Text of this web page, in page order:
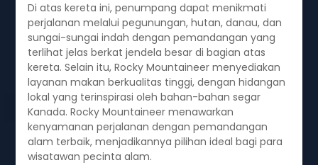
Di atas kereta ini, penumpang dapat menikmati
perjalanan melalui pegunungan, hutan, danau, dan
sungai-sungai indah dengan pemandangan yang
terlihat jelas berkat jendela besar di bagian atas
kereta. Selain itu, Rocky Mountaineer menyediakan
layanan makan berkualitas tinggi, dengan hidangan
lokal yang terinspirasi oleh bahan-bahan segar
Kanada. Rocky Mountaineer menawarkan
kenyamanan perjalanan dengan pemandangan
alam terbaik, menjadikannya pilihan ideal bagi para
wisatawan pecinta alam.